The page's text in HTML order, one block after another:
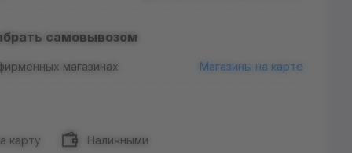
самовывозом
магазинах Магазины на карте
карту Наличными